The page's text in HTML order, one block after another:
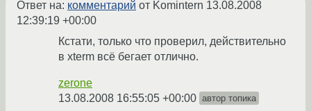
Ответ на: комментарий от Komintern 13.08.2008
12:39:19 +00:00
Кстати, только что проверил, действительно
в xterm всё бегает отлично.
zerone
13.08.2008 16:55:05 +00:00 автор топика